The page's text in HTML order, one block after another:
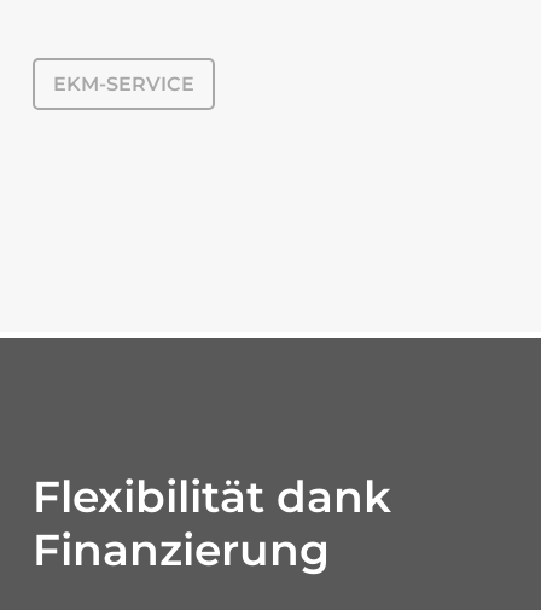
EKM-SERVICE
Flexibilität dank
Finanzierung